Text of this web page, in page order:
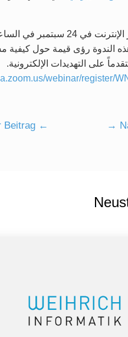
الندوة رؤى قيمة حول كيفية
webinar/register/
←
Beitrag →